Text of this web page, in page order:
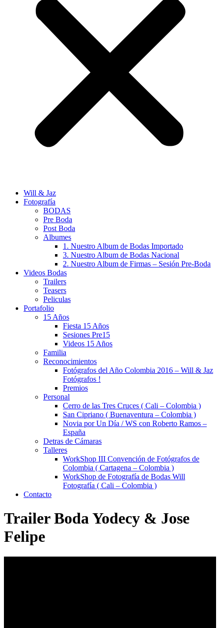
Will & Jaz
Fotografía
BODAS
Pre Boda
Post Boda
Albumes
1. Nuestro Album de Bodas Importado
3. Nuestro Album de Bodas Nacional
2. Nuestro Album de Firmas – Sesión Pre-Boda
Videos Bodas
Trailers
Teasers
Peliculas
Portafolio
15 Años
Fiesta 15 Años
Sesiones Pre15
Videos 15 Años
Familia
Reconocimientos
Fotógrafos del Año Colombia 2016 – Will & Jaz
Fotógrafos !
Premios
Personal
Cerro de las Tres Cruces ( Cali – Colombia )
San Cipriano ( Buenaventura – Colombia )
Novia por Un Día / WS con Roberto Ramos –
España
Detras de Cámaras
Talleres
WorkShop III Convención de Fotógrafos de
Colombia ( Cartagena – Colombia )
WorkShop de Fotografía de Bodas Will
Fotografía ( Cali – Colombia )
Contacto
Trailer Boda Yodecy & Jose
Felipe